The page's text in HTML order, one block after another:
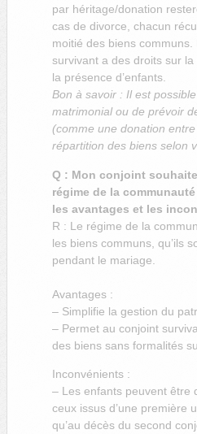
par héritage/donation
cas de divorce, chacun
moitié des biens
survivant a des droits sur
la présence d’enfants.
Bon à savoir : Il est
matrimonial ou de prévoir
(comme une donation
répartition des biens selon
Q : Mon conjoint
régime de la
les avantages et les
R : Le régime de la
les biens communs, qu’ils
pendant le mariage.
Avantages :
– Simplifie la gestion du
– Permet au conjoint
des biens sans formalités
Inconvénients :
– Les enfants peuvent être
ceux issus d’une première
qu’au décès du second